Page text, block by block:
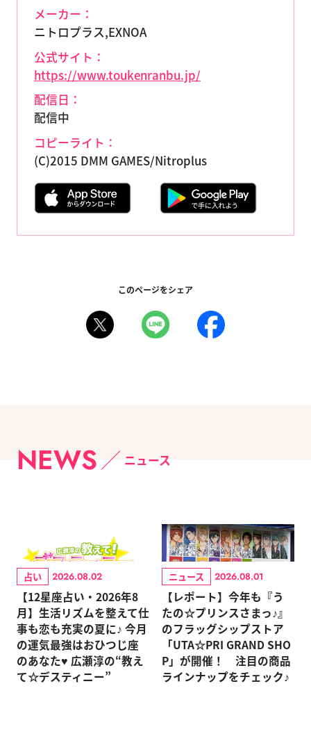
メーカー：
ニトロプラス,EXNOA
公式サイト：
https://www.toukenranbu.jp/
配信日：
配信中
コピーライト：
(C)2015 DMM GAMES/Nitroplus
このページをシェア
NEWS ニュース
占い 2026.08.02
【12星座占い・2026年8
月】生活リズムを整えて仕
事も恋も充実の夏に♪ 今月
の運気最強はおひつじ座
のあなた♥ 広瀬淳の“教え
て☆デスティニー”
ニュース 2026.08.01
【レポート】今年も『う
たの☆プリンスさまっ♪』
のフラッグシップストア
「UTA☆PRI GRAND SHO
P」が開催！ 注目の商品
ラインナップをチェック♪